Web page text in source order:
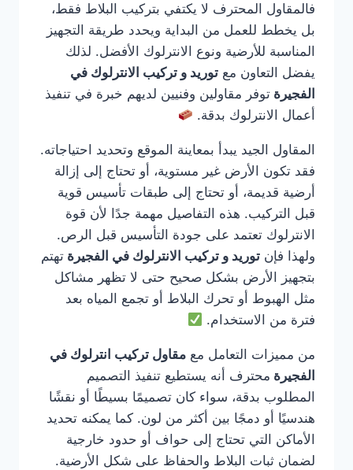
فالمقاول المحترف لا يكتفي بتركيب البلاط فقط،
بل يخطط للعمل من البداية ويحدد طريقة التجهيز
المناسبة للأرضية ونوع الانترلوك الأفضل. لذلك
يفضل التعاون مع توريد و تركيب الانترلوك في
الفجيرة توفر مقاولين وفنيين لديهم خبرة في تنفيذ
أعمال الانترلوك بدقة.
المقاول الجيد يبدأ بمعاينة الموقع وتحديد احتياجاته.
فقد تكون الأرض غير مستوية، أو تحتاج إلى إزالة
أرضية قديمة، أو تحتاج إلى طبقات تأسيس قوية
قبل التركيب. هذه التفاصيل مهمة جدًا لأن قوة
الانترلوك تعتمد على جودة التأسيس قبل الرص.
ولهذا فإن توريد و تركيب الانترلوك في الفجيرة تهتم
بتجهيز الأرض بشكل صحيح حتى لا تظهر مشاكل
مثل الهبوط أو تحرك البلاط أو تجمع المياه بعد
فترة من الاستخدام.
من مميزات التعامل مع مقاول تركيب انترلوك في
الفجيرة محترف أنه يستطيع تنفيذ التصميم
المطلوب بدقة، سواء كان تصميمًا بسيطًا أو نقشًا
هندسيًا أو دمجًا بين أكثر من لون. كما يمكنه تحديد
الأماكن التي تحتاج إلى حواف أو حدود خارجية
لضمان ثبات البلاط والحفاظ على شكل الأرضية.